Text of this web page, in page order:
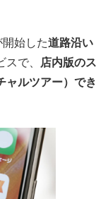
始した道路沿い
で、
店内版のス
ャルツアー）でき